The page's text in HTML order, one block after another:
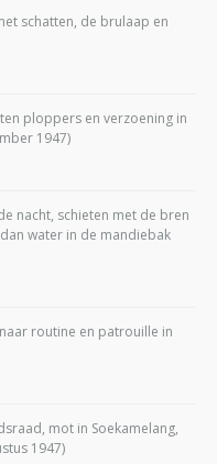
schatten, de brulaap en
ploppers en verzoening in
1947)
nacht, schieten met de bren
water in de mandiebak
routine en patrouille in
mot in Soekamelang,
1947)